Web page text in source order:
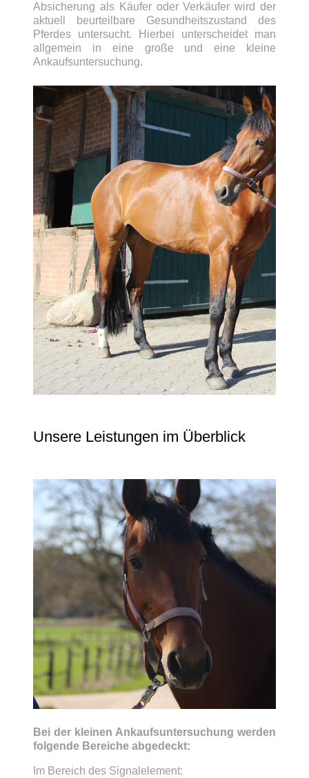
Absicherung als Käufer oder Verkäufer wird der
aktuell beurteilbare Gesundheitszustand des
Pferdes untersucht. Hierbei unterscheidet man
allgemein in eine große und eine kleine
Ankaufsuntersuchung.
Unsere Leistungen im Überblick
Bei der kleinen Ankaufsuntersuchung werden
folgende Bereiche abgedeckt:
Im Bereich des Signalelement: